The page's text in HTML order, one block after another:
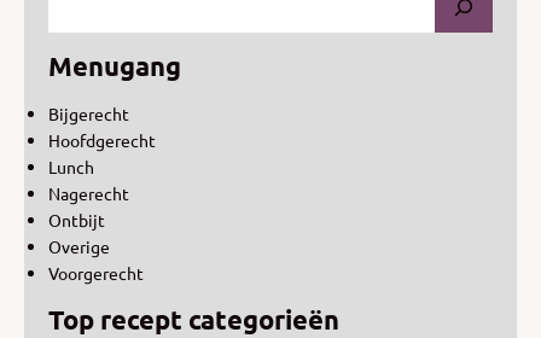
Menugang
Bijgerecht
Hoofdgerecht
Lunch
Nagerecht
Ontbijt
Overige
Voorgerecht
Top recept categorieën